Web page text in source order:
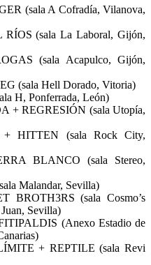
(sala A Cofradía, Vilanova,
RÍOS (sala La Laboral, Gijón,
(sala Acapulco, Gijón,
(sala Hell Dorado, Vitoria)
H, Ponferrada, León)
+ REGRESIÓN (sala Utopía,
+ HITTEN (sala Rock City,
BLANCO (sala Stereo,
Malandar, Sevilla)
BROTH3RS (sala Cosmo’s
Sevilla)
(Anexo Estadio de
+ REPTILE (sala Revi